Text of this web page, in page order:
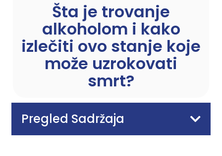
Šta je trovanje
alkoholom i kako
izlečiti ovo stanje koje
može uzrokovati
smrt?
Pregled Sadržaja